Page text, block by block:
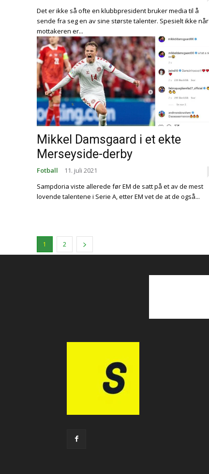
Det er ikke så ofte en klubbpresident bruker media til å
sende fra seg en av sine største talenter. Spesielt ikke når
mottakeren er...
Mikkel Damsgaard i et ekte
Merseyside-derby
Fotball 11. juli 2021
Sampdoria viste allerede før EM de satt på et av de mest
lovende talentene i Serie A, etter EM vet de at de også...
1 2